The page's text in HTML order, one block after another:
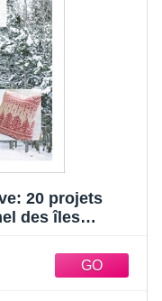
20 projets
des îles